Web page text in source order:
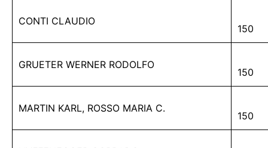
CONTI CLAUDIO
150
GRUETER WERNER RODOLFO
150
MARTIN KARL, ROSSO MARIA C.
150